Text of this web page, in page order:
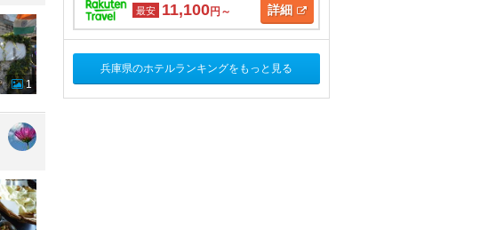
1
最安 11,100円～ 詳細
兵庫県のホテルランキングをもっと見る